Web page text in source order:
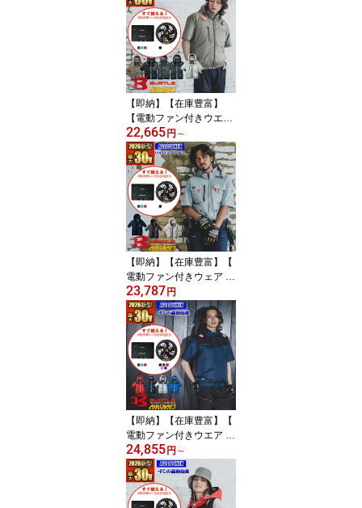
B-SET [ハイバックファ
ン]【フルハーネス対応】
BURTLE バートル AIRC
RAFT 空調作業服 [返品・
交換不可]
【即納】【在庫豊富】
【電動ファン付きウエア
パーツ 2026新セット】N
EW AC半袖ブルゾン AC
2096HB-SET [ハイバッ
クファン]【フルハーネス
対応】 BURTLE バート
ル AIRCRAFT 空調作業
服 [返品・交換不可]
22,665円 ～
【即納】【在庫豊富】【
電動ファン付きウェア 2
026新セット 】エアーク
ラフトタクティカル半袖
ブルゾン AC2036NEW-S
ET [2025モデル]【アーム
ハイバックファン仕様】
【フルハーネス対応】 B
URTLE バートル AIRCR
AFT 空調作業服 [返品・
交換不可]
23,787円
【即納】【在庫豊富】【
電動ファン付きウエア パ
ーツ 2026新セット 】エ
アークラフトフーディ半
袖ブルゾン AC1196NEW
-SET [2026年モデル]
24,855円 ～